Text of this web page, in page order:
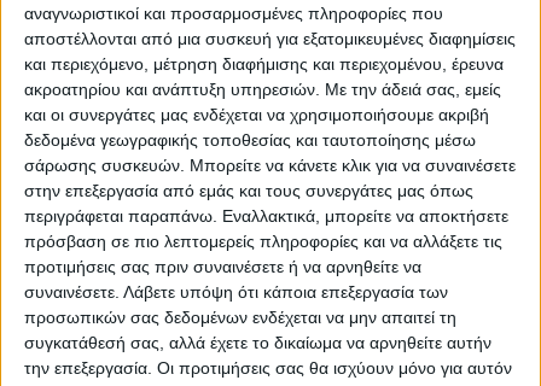
αναγνωριστικοί και προσαρμοσμένες πληροφορίες που
αποστέλλονται από μια συσκευή για εξατομικευμένες διαφημίσεις
και περιεχόμενο, μέτρηση διαφήμισης και περιεχομένου, έρευνα
ακροατηρίου και ανάπτυξη υπηρεσιών. Με την άδειά σας, εμείς
και οι συνεργάτες μας ενδέχεται να χρησιμοποιήσουμε ακριβή
δεδομένα γεωγραφικής τοποθεσίας και ταυτοποίησης μέσω
σάρωσης συσκευών. Μπορείτε να κάνετε κλικ για να συναινέσετε
στην επεξεργασία από εμάς και τους συνεργάτες μας όπως
περιγράφεται παραπάνω. Εναλλακτικά, μπορείτε να αποκτήσετε
πρόσβαση σε πιο λεπτομερείς πληροφορίες και να αλλάξετε τις
προτιμήσεις σας πριν συναινέσετε ή να αρνηθείτε να
συναινέσετε. Λάβετε υπόψη ότι κάποια επεξεργασία των
προσωπικών σας δεδομένων ενδέχεται να μην απαιτεί τη
συγκατάθεσή σας, αλλά έχετε το δικαίωμα να αρνηθείτε αυτήν
την επεξεργασία. Οι προτιμήσεις σας θα ισχύουν μόνο για αυτόν
ΠΑΡΟΜΟΙΑ ΑΡΘΡΑ